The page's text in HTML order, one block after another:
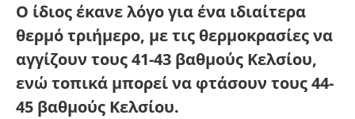
Ο ίδιος έκανε λόγο για ένα ιδιαίτερα
θερμό τριήμερο, με τις θερμοκρασίες να
αγγίζουν τους 41-43 βαθμούς Κελσίου,
ενώ τοπικά μπορεί να φτάσουν τους 44-
45 βαθμούς Κελσίου.